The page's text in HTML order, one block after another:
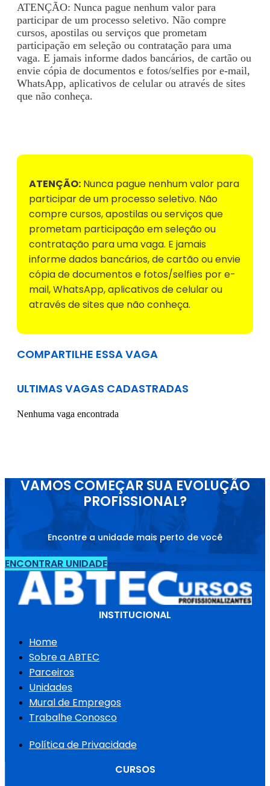
ATENÇÃO: Nunca pague nenhum valor para
participar de um processo seletivo. Não compre
cursos, apostilas ou serviços que prometam
participação em seleção ou contratação para uma
vaga. E jamais informe dados bancários, de cartão ou
envie cópia de documentos e fotos/selfies por e-mail,
WhatsApp, aplicativos de celular ou através de sites
que não conheça.
ATENÇÃO: Nunca pague nenhum valor para
participar de um processo seletivo. Não
compre cursos, apostilas ou serviços que
prometam participação em seleção ou
contratação para uma vaga. E jamais
informe dados bancários, de cartão ou envie
cópia de documentos e fotos/selfies por e-
mail, WhatsApp, aplicativos de celular ou
através de sites que não conheça.
COMPARTILHE ESSA VAGA
ULTIMAS VAGAS CADASTRADAS
Nenhuma vaga encontrada
VAMOS COMEÇAR SUA EVOLUÇÃO
PROFISSIONAL?
Encontre a unidade mais perto de você
ENCONTRAR UNIDADE
INSTITUCIONAL
Home
Sobre a ABTEC
Parceiros
Unidades
Mural de Empregos
Trabalhe Conosco
Política de Privacidade
CURSOS